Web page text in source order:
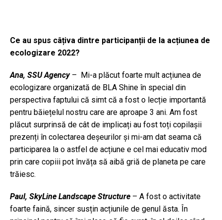
Ce au spus câțiva dintre participanții de la acțiunea de
ecologizare 2022?
Ana, SSU Agency– Mi-a plăcut foarte mult acțiunea de
ecologizare organizată de BLA Shine în special din
perspectiva faptului că simt că a fost o lecție importantă
pentru băiețelul nostru care are aproape 3 ani. Am fost
plăcut surprinsă de cât de implicați au fost toți copilașii
prezenți în colectarea deșeurilor și mi-am dat seama că
participarea la o astfel de acțiune e cel mai educativ mod
prin care copiii pot învăța să aibă griă de planeta pe care
trăiesc.
Paul, SkyLine Landscape Structure – A fost o activitate
foarte faină, sincer susțin acțiunile de genul ăsta. În